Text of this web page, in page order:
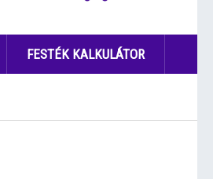
FESTÉK KALKULÁTOR